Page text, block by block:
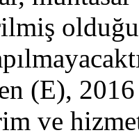
(E),
ve